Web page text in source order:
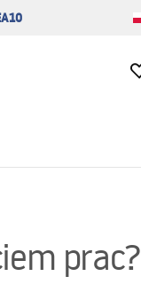
prac?